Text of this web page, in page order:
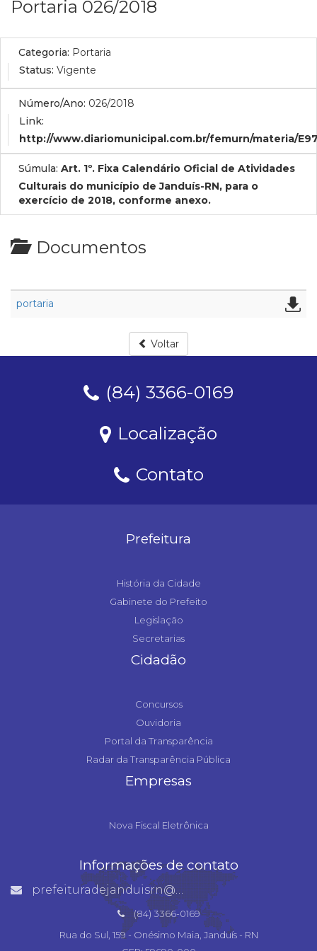
Portaria 026/2018
Categoria: Portaria
Status: Vigente
Número/Ano: 026/2018
Link:
http://www.diariomunicipal.com.br/femurn/materia/
Súmula: Art. 1º. Fixa Calendário Oficial de Atividades
Culturais do município de Janduís-RN, para o
exercício de 2018, conforme anexo.
Documentos
portaria
Voltar
(84) 3366-0169
Localização
Contato
Prefeitura
História da Cidade
Gabinete do Prefeito
Legislação
Secretarias
Cidadão
Concursos
Ouvidoria
Portal da Transparência
Radar da Transparência Pública
Empresas
Nova Fiscal Eletrônica
Informações de contato
prefeituradejanduisrn@gmail.com
(84) 3366-0169
Rua do Sul, 159 - Onésimo Maia, Janduís - RN